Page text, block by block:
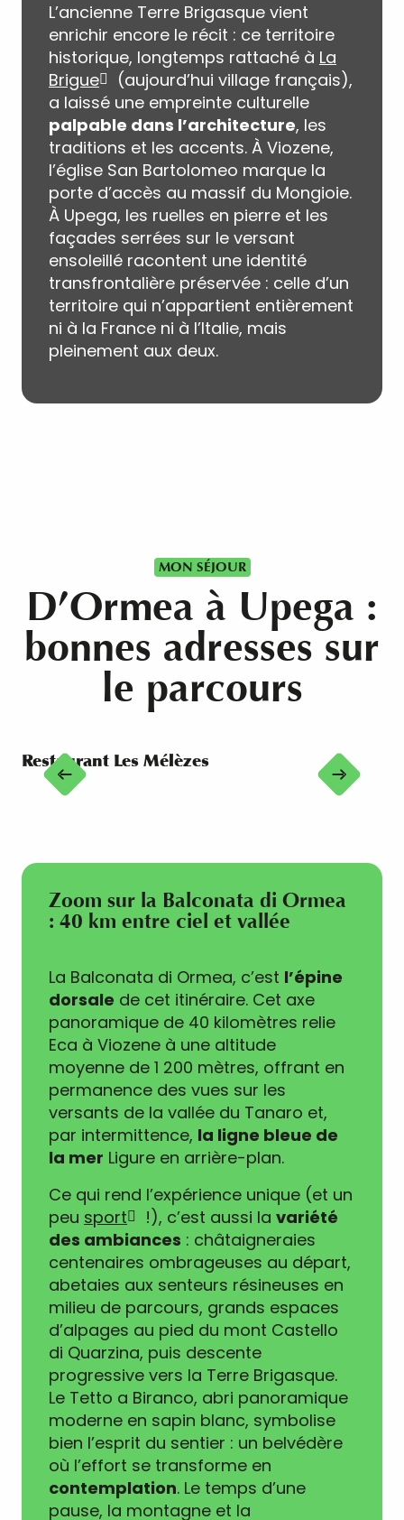
L’ancienne Terre Brigasque vient
enrichir encore le récit : ce territoire
historique, longtemps rattaché à La
Brigue
(aujourd’hui village français),
a laissé une empreinte culturelle
palpable dans l’architecture, les
traditions et les accents. À Viozene,
l’église San Bartolomeo marque la
porte d’accès au massif du Mongioie.
À Upega, les ruelles en pierre et les
façades serrées sur le versant
ensoleillé racontent une identité
transfrontalière préservée : celle d’un
territoire qui n’appartient entièrement
ni à la France ni à l’Italie, mais
pleinement aux deux.
MON SÉJOUR
D’Ormea à Upega :
bonnes adresses sur
le parcours
Restaurant Les Mélèzes
Zoom sur la Balconata di Ormea
: 40 km entre ciel et vallée
La Balconata di Ormea, c’est l’épine
dorsale de cet itinéraire. Cet axe
panoramique de 40 kilomètres relie
Eca à Viozene à une altitude
moyenne de 1 200 mètres, offrant en
permanence des vues sur les
versants de la vallée du Tanaro et,
par intermittence, la ligne bleue de
la mer Ligure en arrière-plan.
Ce qui rend l’expérience unique (et un
peu sport !), c’est aussi la variété
des ambiances : châtaigneraies
centenaires ombrageuses au départ,
abetaies aux senteurs résineuses en
milieu de parcours, grands espaces
d’alpages au pied du mont Castello
di Quarzina, puis descente
progressive vers la Terre Brigasque.
Le Tetto a Biranco, abri panoramique
moderne en sapin blanc, symbolise
bien l’esprit du sentier : un belvédère
où l’effort se transforme en
contemplation. Le temps d’une
pause, la montagne et la